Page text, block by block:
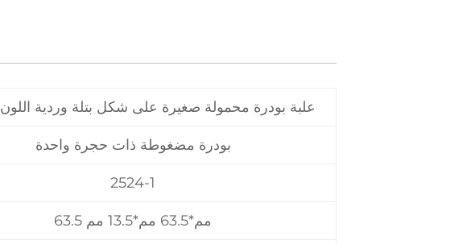
2524-1 علبة بودرة محمولة صغيرة على شكل بتلة وردية اللون
بودرة مضغوطة ذات حجرة واحدة
2524-1
63.5 مم*63.5 مم*13.5 مم